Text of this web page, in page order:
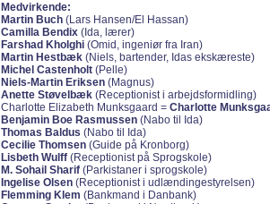
Medvirkende:
Martin Buch (Lars Hansen/El Hassan)
Camilla Bendix (Ida, lærer)
Farshad Kholghi (Omid, ingeniør fra Iran)
Martin Hestbæk (Niels, bartender, Idas ekskæreste)
Michel Castenholt (Pelle)
Niels-Martin Eriksen (Magnus)
Anette Støvelbæk (Receptionist i arbejdsformidling)
Charlotte Elizabeth Munksgaard = Charlotte
Benjamin Boe Rasmussen (Nabo til Ida)
Thomas Baldus (Nabo til Ida)
Cecilie Thomsen (Guide på Kronborg)
Lisbeth Wulff (Receptionist på Sprogskole)
M. Sohail Sharif (Parkistaner i sprogskole)
Ingelise Olsen (Receptionist i udlændingestyrelsen)
Flemming Klem (Bankmand i Danbank)